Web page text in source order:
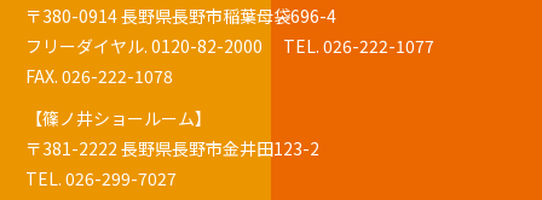
〒380-0914 長野県長野市稲葉母袋696-4
フリーダイヤル.0120-82-2000 TEL.026-222-1077
FAX. 026-222-1078
【篠ノ井ショールーム】
〒381-2222 長野県長野市金井田123-2
TEL.026-299-7027